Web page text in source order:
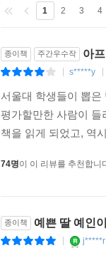
1 2 3 4
종이책 주간우수작 아
s*****y
서울대 학생들이 뽑
평가할만한 사람이
책을 읽게 되었고, 역
74명이 이 리뷰를 추천합니
종이책 예쁜 딸 예인
j*****r